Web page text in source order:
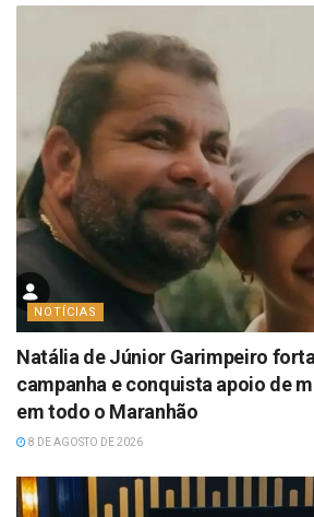
NOTÍCIAS
Natália de Júnior Garimpeiro
campanha e conquista apoio de
em todo o Maranhão
8 DE AGOSTO DE 2026